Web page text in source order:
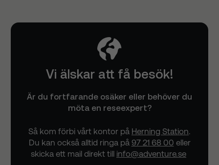
Vi älskar att få besök!
Är du fortfarande osäker eller behöver du
möta en reseexpert?
Så kom förbi vårt kontor på Herning Station.
Du kan också alltid ringa på 97 21 68 00 eller
skicka ett mail direkt till info@adventure.se